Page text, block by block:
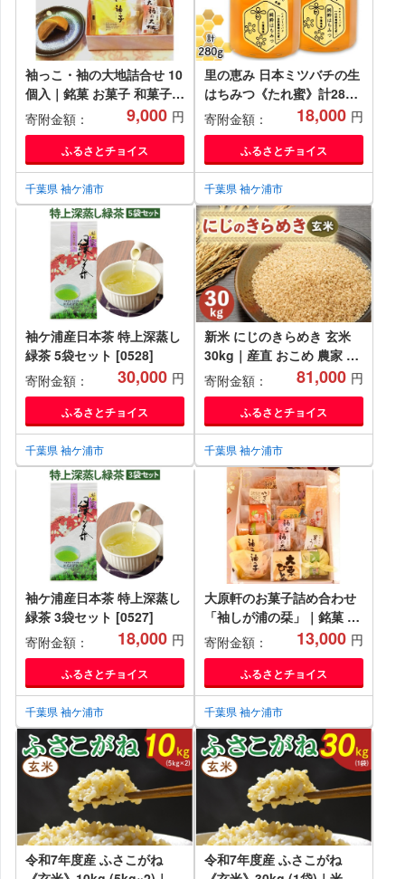
袖っこ・袖の大地詰合せ 10
個入｜銘菓 お菓子 和菓子
[0531]
寄附金額： 9,000 円
ふるさとチョイス
千葉県 袖ケ浦市
里の恵み 日本ミツバチの生
はちみつ《たれ蜜》計280g
(140g×2瓶)｜純粋 蜂蜜 里
山 百花蜜 健康 はちみつ ギ
フト プレゼント 袖ケ浦 房
総 千葉 非加熱 無添加
[0524]
寄附金額： 18,000 円
ふるさとチョイス
千葉県 袖ケ浦市
袖ケ浦産日本茶 特上深蒸し
緑茶 5袋セット [0528]
寄附金額：
30,000 円
ふるさとチョイス
千葉県 袖ケ浦市
新米 にじのきらめき 玄米
30kg｜産直 おこめ 農家 直
送 虹のきらめき コメ 千葉
袖ケ浦 [0535]
寄附金額： 81,000 円
ふるさとチョイス
千葉県 袖ケ浦市
袖ケ浦産日本茶 特上深蒸し
緑茶 3袋セット [0527]
寄附金額：
18,000 円
ふるさとチョイス
千葉県 袖ケ浦市
大原軒のお菓子詰め合わせ
「袖しが浦の栞」｜銘菓 和
菓子 菓子 [0532]
寄附金額： 13,000 円
ふるさとチョイス
千葉県 袖ケ浦市
令和7年度産 ふさこがね
令和7年度産 ふさこがね